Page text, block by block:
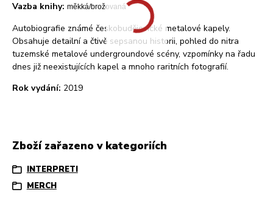
Vazba knihy: měkká/brožovaná
Autobiografie známé českobudějovické metalové kapely.
Obsahuje detailní a čtivě sepsanou historii, pohled do nitra
tuzemské metalové undergroundové scény, vzpomínky na řadu
dnes již neexistujících kapel a mnoho raritních fotografií.
Rok vydání: 2019
Zboží zařazeno v kategoriích
INTERPRETI
MERCH